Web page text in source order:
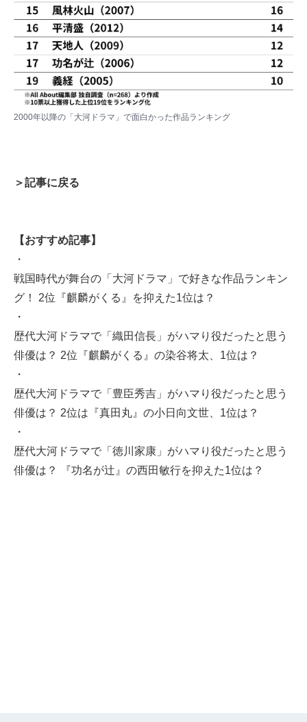
2000年以降の「大河ドラマ」で面白かった作品ランキング
＞記事に戻る
【おすすめ記事】
・
戦国時代が舞台の「大河ドラマ」で好きな作品ランキン
グ！ 2位『麒麟がくる』を抑えた1位は？
・
歴代大河ドラマで「織田信長」がハマり役だったと思う
俳優は？ 2位『麒麟がくる』の染谷将太、1位は？
・
歴代大河ドラマで「豊臣秀吉」がハマり役だったと思う
俳優は？ 2位は『真田丸』の小日向文世、1位は？
・
歴代大河ドラマで「徳川家康」がハマり役だったと思う
俳優は？ 『功名が辻』の西田敏行を抑えた1位は？